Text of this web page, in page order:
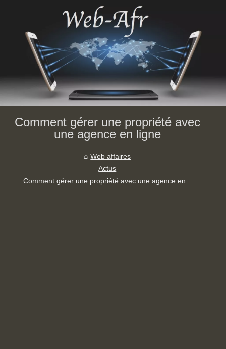
Comment gérer une propriété avec
une agence en ligne
Web affaires
Actus
Comment gérer une propriété avec une agence en...